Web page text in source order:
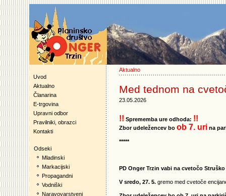
Uvod
Aktualno
Članarina
E-trgovina
Upravni odbor
Pravilniki, obrazci
Kontakti
Odseki
Mladinski
Markacijski
Propagandni
Vodniški
Naravovarstveni
Aktualno
Med tednom na
23.05.2026
!! Sprememba ure odhoda: !!
Zbor udeležencev bo ob 7. uri na
*****
PD Onger Trzin vabi na cvetočo Struško
V sredo, 27. 5. gremo med cvetoče